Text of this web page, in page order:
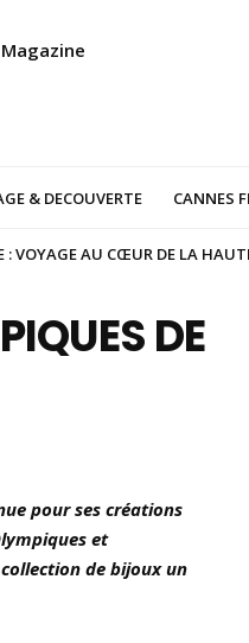
& DECOUVERTE CANNES
: VOYAGE AU CŒUR DE LA
DE
pour ses créations
et
de bijoux un